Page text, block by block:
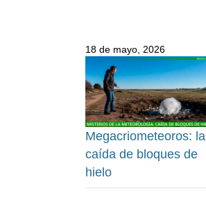
18 de mayo, 2026
Megacriometeoros: la
caída de bloques de
hielo